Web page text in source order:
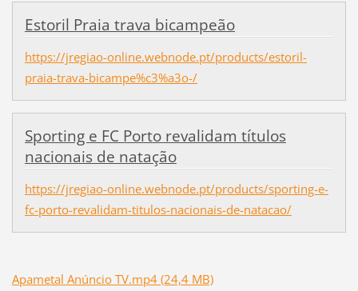
Estoril Praia trava bicampeão
https://jregiao-online.webnode.pt/products/estoril-
praia-trava-bicampe%c3%a3o-/
Sporting e FC Porto revalidam títulos
nacionais de natação
https://jregiao-online.webnode.pt/products/sporting-e-
fc-porto-revalidam-titulos-nacionais-de-natacao/
Apametal Anúncio TV.mp4 (24,4 MB)